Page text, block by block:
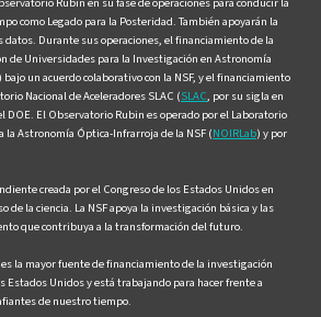
como Legado para la Posteridad. También apoyarán la
Durante sus operaciones, el financiamiento de la
de Universidades para la Investigación en Astronomía
un acuerdo colaborativo con la NSF, y el financiamiento
Nacional de Aceleradores SLAC (SLAC, por su sigla en
DOE. El Observatorio Rubin es operado por el Laboratorio
la Astronomía Óptica-Infrarroja de la NSF (NOIRLab) y por
creada por el Congreso de los Estados Unidos en
de la ciencia. La NSF apoya la investigación básica y las
que contribuya a la transformación del futuro.
es la mayor fuente de financiamiento de la investigación
Estados Unidos y está trabajando para hacer frente a
de nuestro tiempo.